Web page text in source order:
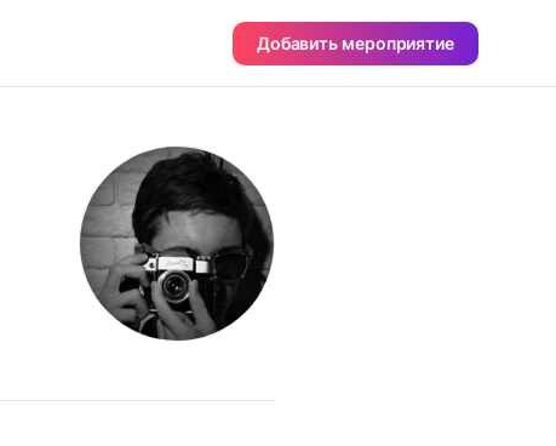
Добавить мероприятие